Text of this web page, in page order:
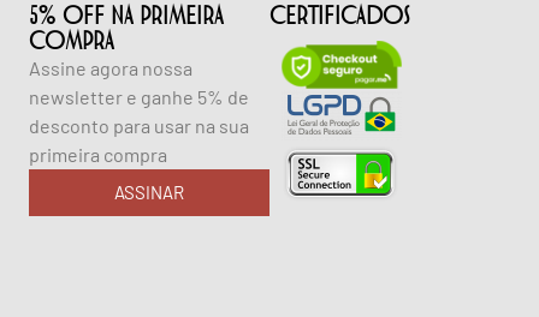
5% OFF NA PRIMEIRA
COMPRA
Assine agora nossa
newsletter e ganhe 5% de
desconto para usar na sua
primeira compra
ASSINAR
CERTIFICADOS